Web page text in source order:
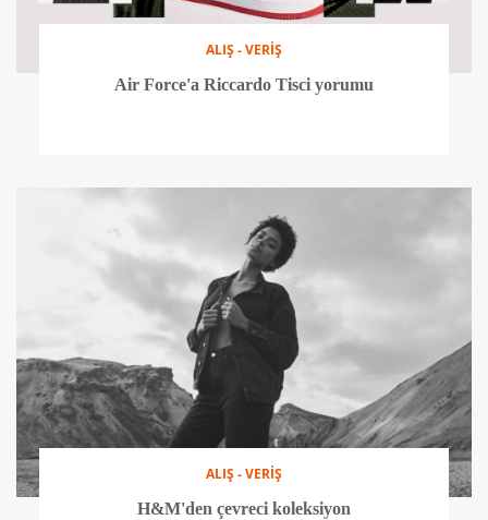
ALIŞ - VERİŞ
Air Force'a Riccardo Tisci yorumu
ALIŞ - VERİŞ
H&M'den çevreci koleksiyon